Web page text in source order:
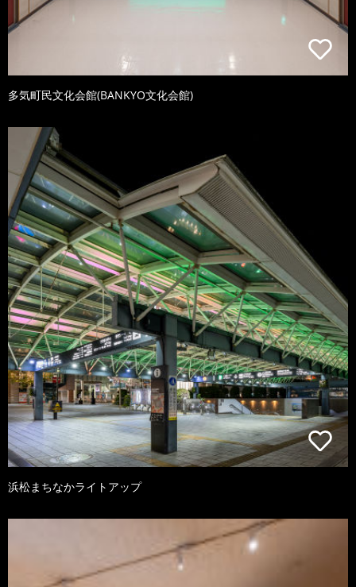
多気町民文化会館(BANKYO文化会館)
浜松まちなかライトアップ